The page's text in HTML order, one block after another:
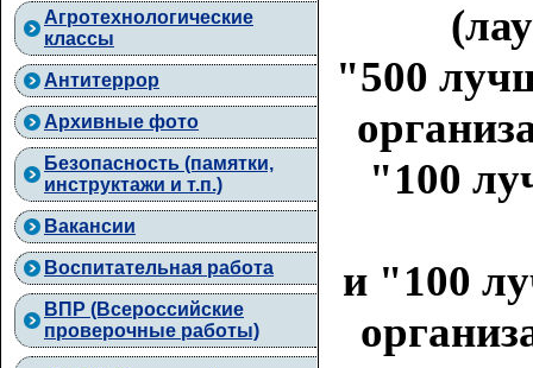
Агротехнологические
классы
Антитеррор
Архивные фото
Безопасность (памятки,
инструктажи и т.п.)
Вакансии
Воспитательная работа
ВПР (Всероссийские
проверочные работы)
"500
"100
и "100